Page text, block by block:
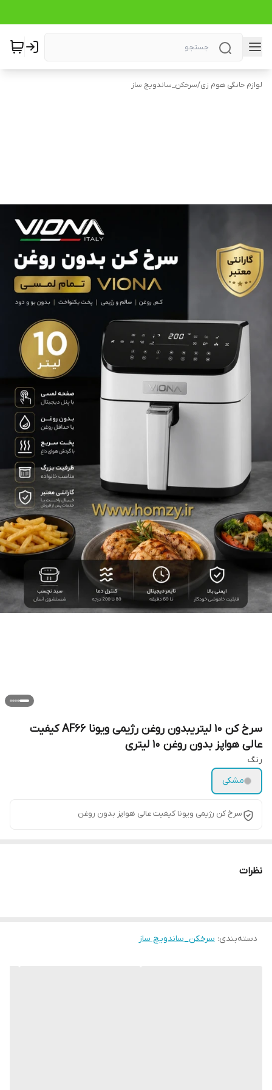
لوازم خانگی هوم زی/سرخکن_ساندویچ ساز
سرخ کن 10 لیتریبدون روغن رژیمی ویونا AF66 کیفیت
عالی هواپز بدون روغن 10 لیتری
رنگ
مشکی
سرخ کن رژیمی ویونا کیفیت عالی هواپز بدون روغن
نظرات
دسته‌بندی: سرخکن_ساندویچ ساز